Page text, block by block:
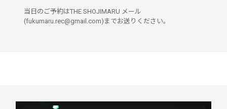
当日のご予約はTHE SHOJIMARU メール
(fukumaru.rec@gmail.com)までお送りください。